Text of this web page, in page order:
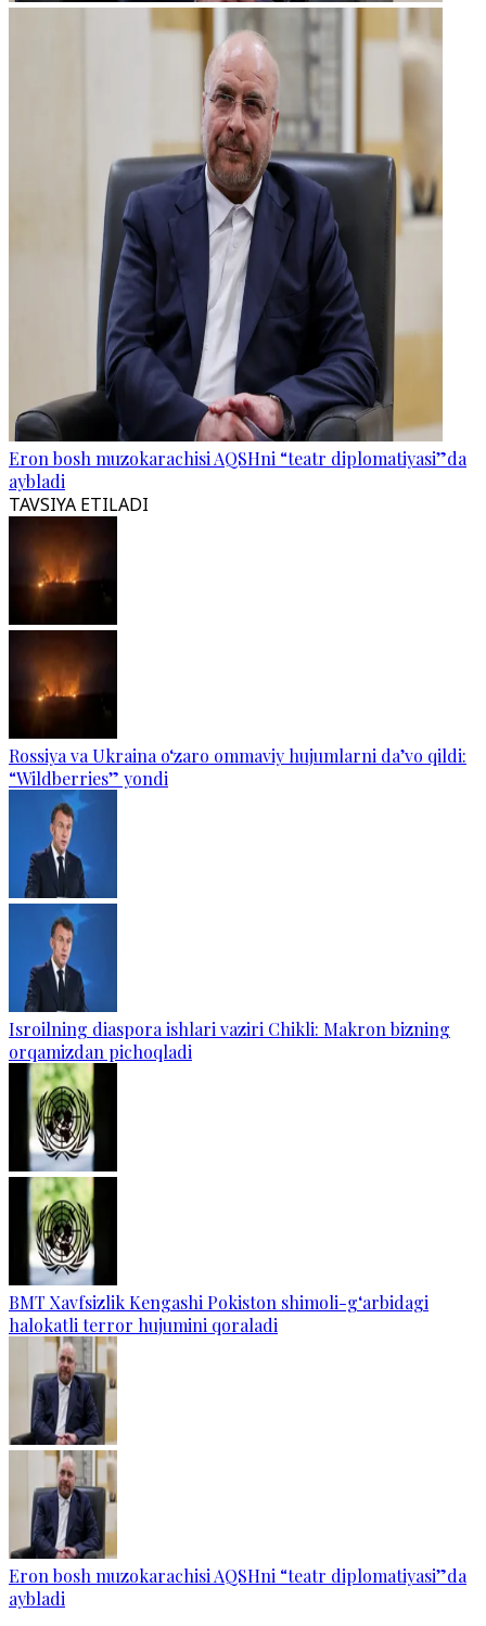
Eron bosh muzokarachisi AQSHni “teatr diplomatiyasi”da
aybladi
TAVSIYA ETILADI
Rossiya va Ukraina o‘zaro ommaviy hujumlarni da’vo qildi:
“Wildberries” yondi
Isroilning diaspora ishlari vaziri Chikli: Makron bizning
orqamizdan pichoqladi
BMT Xavfsizlik Kengashi Pokiston shimoli-g‘arbidagi
halokatli terror hujumini qoraladi
Eron bosh muzokarachisi AQSHni “teatr diplomatiyasi”da
aybladi